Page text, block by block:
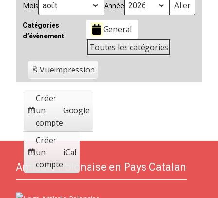
Mois Année
Catégories
d’évènement
General
Toutes les catégories
Créer
un
compte
Google
Créer
un
compte
iCal
Vueimpression
Amicale Polonaise en Pays Catalan